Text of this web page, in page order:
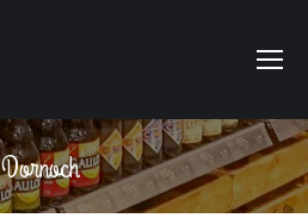
Dornoch
Vous êtes ici :